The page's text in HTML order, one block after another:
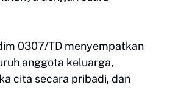
0307/TD menyempatkan
anggota keluarga,
cita secara pribadi, dan